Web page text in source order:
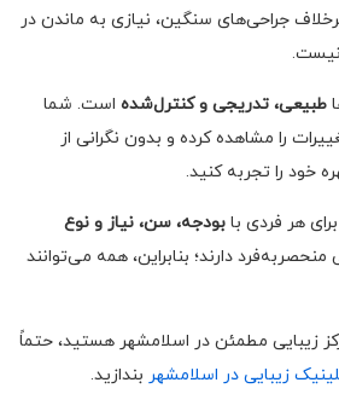
جراحی‌های سنگین، نیازی به ماندن در
نیست.
طبیعی، تدریجی و کنترل‌شده است. شما
را مشاهده کرده و بدون نگرانی از
خود را تجربه کنید.
هر فردی با بودجه، سن، نیاز و نوع
منحصربه‌فرد دارند؛ بنابراین، همه می‌توانند
زیبایی مطمئن در اسلامشهر هستید، حتماً
زیبایی در اسلامشهر بندازید.